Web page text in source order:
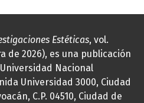
Estéticas, vol.
de 2026), es una publicación
Nacional
Universidad 3000, Ciudad
C.P. 04510, Ciudad de